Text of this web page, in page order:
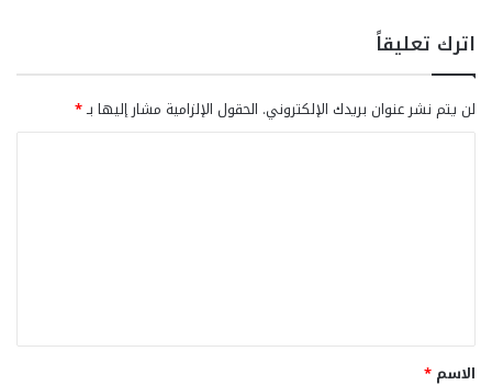
اترك تعليقاً
لن يتم نشر عنوان بريدك الإلكتروني. الحقول الإلزامية مشار إليها بـ*
ق
*
الاسم *